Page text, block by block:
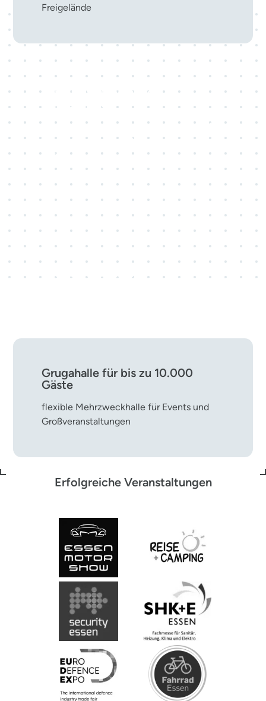
Freigelände
Top-10-Messestandort in
Deutschland
eine führende Adresse für nationale und
internationale Veranstaltungen mitten in
Europa.
Veranstaltungsräume
rund 800 Kongress- und
Grugahalle für bis zu 10.000
Gäste
flexible Mehrzweckhalle für Events und
Großveranstaltungen
Erfolgreiche Veranstaltungen